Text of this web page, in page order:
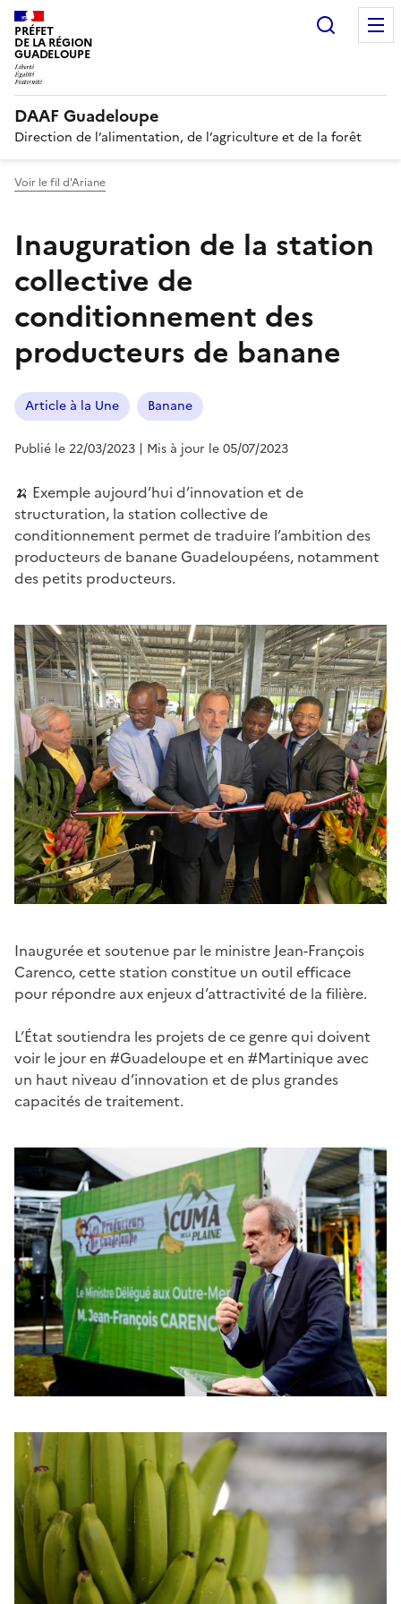
PRÉFET
DE LA RÉGION
GUADELOUPE
DAAF Guadeloupe
Direction de l’alimentation, de l’agriculture et de la forêt
Voir le fil d'Ariane
Inauguration de la station
collective de
conditionnement des
producteurs de banane
Article à la Une Banane
Publié le 22/03/2023 | Mis à jour le 05/07/2023
🍌 Exemple aujourd’hui d’innovation et de
structuration, la station collective de
conditionnement permet de traduire l’ambition des
producteurs de banane Guadeloupéens, notamment
des petits producteurs.
Inaugurée et soutenue par le ministre Jean-François
Carenco, cette station constitue un outil efficace
pour répondre aux enjeux d’attractivité de la filière.
L’État soutiendra les projets de ce genre qui doivent
voir le jour en #Guadeloupe et en #Martinique avec
un haut niveau d’innovation et de plus grandes
capacités de traitement.